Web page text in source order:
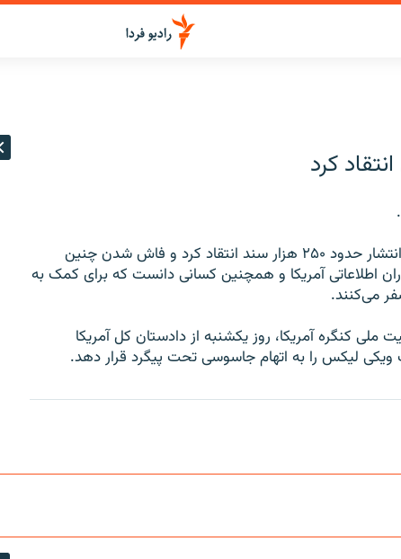
کرد
کاخ سفید آمریکا روز یکشنبه با صدور بیانیه‌ای، از انتشار حدود ۲۵۰ هزار سند انتقاد کرد و فاش شدن چنین
اطلاعاتی آمریکا و همچنین کسانی دانست که برای کمک به
می‌کنند.
ملی کنگره آمریکا، روز یکشنبه از دادستان کل آمریکا
ویکی ‌لیکس را به اتهام جاسوسی تحت پیگرد قرار دهد.